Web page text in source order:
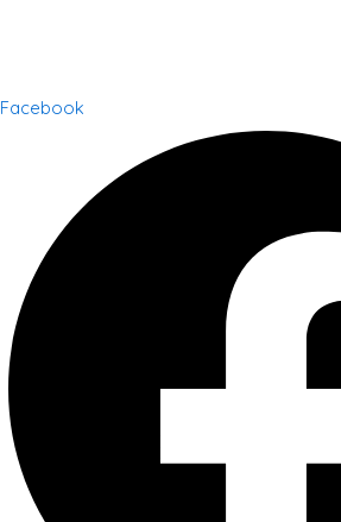
Facebook